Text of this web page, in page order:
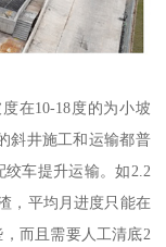
在10-18度的为小坡
斜井施工和运输都普
车提升运输。如2.2
，平均月进度只能在
而且需要人工清底2